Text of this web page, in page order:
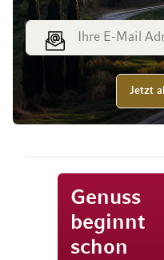
E-Mail Adresse
Jetzt
Genuss
beginnt
schon